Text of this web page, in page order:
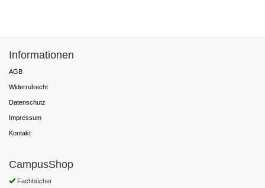
Informationen
AGB
Widerrufrecht
Datenschutz
Impressum
Kontakt
CampusShop
Fachbücher